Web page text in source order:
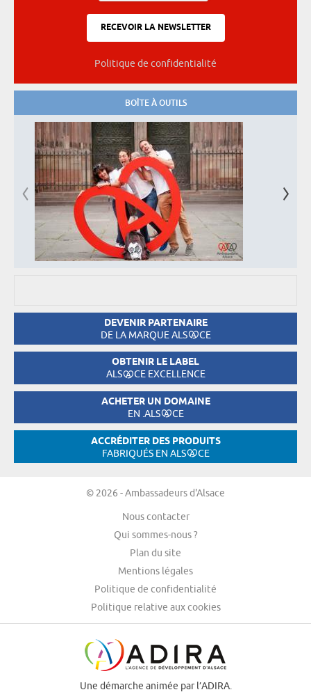
Politique de confidentialité
BOÎTE À OUTILS
DEVENIR PARTENAIRE
DE LA MARQUE ALS CE
OBTENIR LE LABEL
ALS CE EXCELLENCE
ACHETER UN DOMAINE
EN .ALS CE
ACCRÉDITER DES PRODUITS
FABRIQUÉS EN ALS CE
© 2026 - Ambassadeurs d'Alsace
Nous contacter
Qui sommes-nous ?
Plan du site
Mentions légales
Politique de confidentialité
Politique relative aux cookies
Une démarche animée par l’ADIRA.